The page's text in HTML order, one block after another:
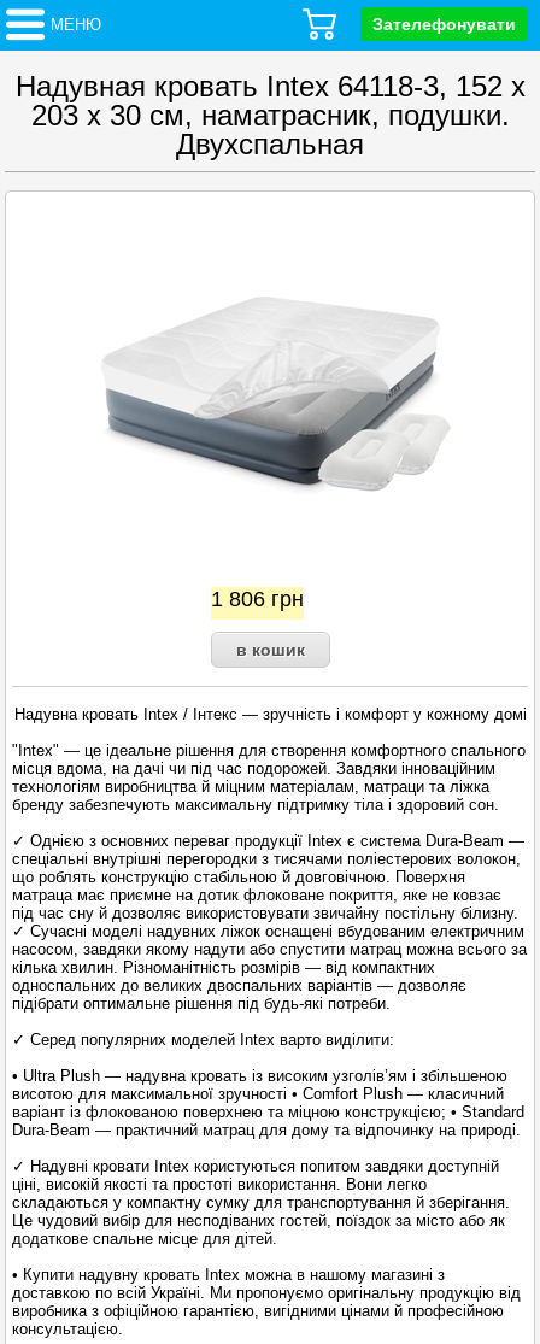
МЕНЮ Зателефонувати
Надувная кровать Intex 64118-3, 152 х
203 х 30 см, наматрасник, подушки.
Двухспальная
1 806 грн
Надувна кровать Intex / Інтекс — зручність і комфорт у кожному домі
"Intex" — це ідеальне рішення для створення комфортного спального
місця вдома, на дачі чи під час подорожей. Завдяки інноваційним
технологіям виробництва й міцним матеріалам, матраци та ліжка
бренду забезпечують максимальну підтримку тіла і здоровий сон.
✓ Однією з основних переваг продукції Intex є система Dura-Beam —
спеціальні внутрішні перегородки з тисячами поліестерових волокон,
що роблять конструкцію стабільною й довговічною. Поверхня
матраца має приємне на дотик флоковане покриття, яке не ковзає
під час сну й дозволяє використовувати звичайну постільну білизну.
✓ Сучасні моделі надувних ліжок оснащені вбудованим електричним
насосом, завдяки якому надути або спустити матрац можна всього за
кілька хвилин. Різноманітність розмірів — від компактних
односпальних до великих двоспальних варіантів — дозволяє
підібрати оптимальне рішення під будь-які потреби.
✓ Серед популярних моделей Intex варто виділити:
• Ultra Plush — надувна кровать із високим узголів’ям і збільшеною
висотою для максимальної зручності • Comfort Plush — класичний
варіант із флокованою поверхнею та міцною конструкцією; • Standard
Dura-Beam — практичний матрац для дому та відпочинку на природі.
✓ Надувні кровати Intex користуються попитом завдяки доступній
ціні, високій якості та простоті використання. Вони легко
складаються у компактну сумку для транспортування й зберігання.
Це чудовий вибір для несподіваних гостей, поїздок за місто або як
додаткове спальне місце для дітей.
• Купити надувну кровать Intex можна в нашому магазині з
доставкою по всій Україні. Ми пропонуємо оригінальну продукцію від
виробника з офіційною гарантією, вигідними цінами й професійною
консультацією.